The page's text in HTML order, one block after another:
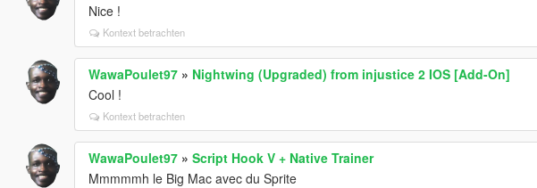
Nice !
Kontext betrachten
WawaPoulet97» Nightwing (Upgraded) from injustice 2 IOS [Add-On]
Cool !
Kontext betrachten
WawaPoulet97» Script Hook V + Native Trainer
Mmmmmh le Big Mac avec du Sprite